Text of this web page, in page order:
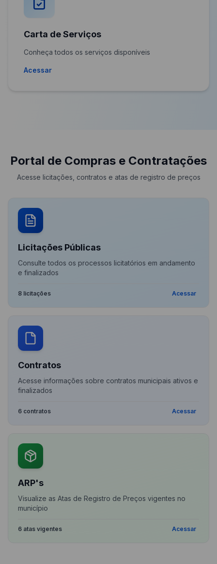
Carta de Serviços
Conheça todos os serviços disponíveis
Acessar
Portal de Compras e Contratações
Acesse licitações, contratos e atas de registro de preços
Licitações Públicas
Consulte todos os processos licitatórios em andamento
e finalizados
8 licitações Acessar
Contratos
Acesse informações sobre contratos municipais ativos e
finalizados
6 contratos Acessar
ARP's
Visualize as Atas de Registro de Preços vigentes no
município
6 atas vigentes Acessar